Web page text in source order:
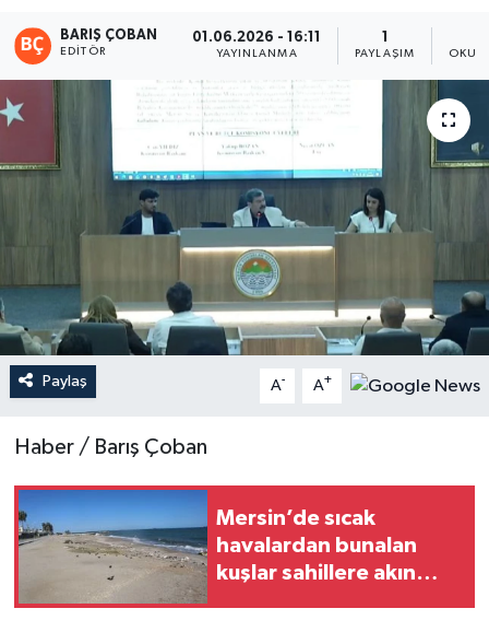
BARIŞ ÇOBAN
EDITÖR
01.06.2026 - 16:11
YAYINLANMA PAYLAŞIM
Paylaş A- A+
Haber / Barış Çoban
Mersin’de sıcak
havalardan bunalan
kuşlar sahillere akın
Mersin Tarihi
Özel Haber
Politika
Resmi İlan
Spor
Sürmanşet